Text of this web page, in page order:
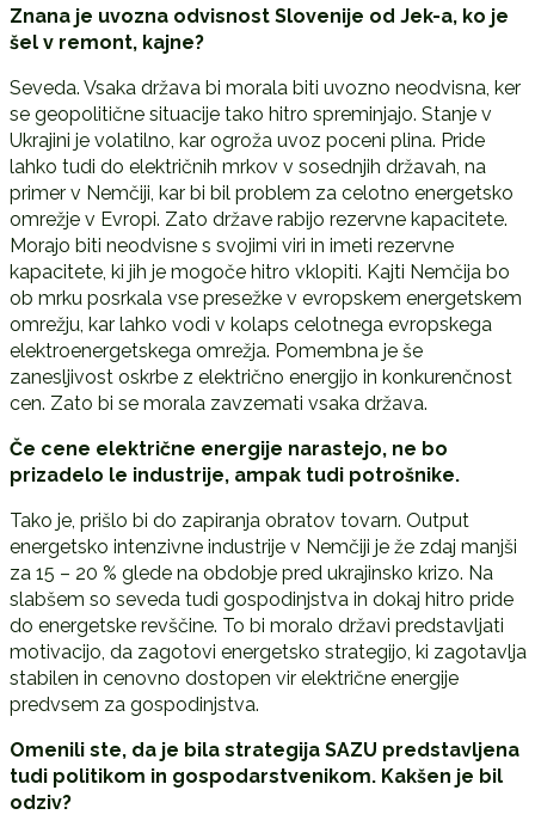
Znana je uvozna odvisnost Slovenije od Jek-a, ko je
šel v remont, kajne?
Seveda. Vsaka država bi morala biti uvozno neodvisna, ker
se geopolitične situacije tako hitro spreminjajo. Stanje v
Ukrajini je volatilno, kar ogroža uvoz poceni plina. Pride
lahko tudi do električnih mrkov v sosednjih državah, na
primer v Nemčiji, kar bi bil problem za celotno energetsko
omrežje v Evropi. Zato države rabijo rezervne kapacitete.
Morajo biti neodvisne s svojimi viri in imeti rezervne
kapacitete, ki jih je mogoče hitro vklopiti. Kajti Nemčija bo
ob mrku posrkala vse presežke v evropskem energetskem
omrežju, kar lahko vodi v kolaps celotnega evropskega
elektroenergetskega omrežja. Pomembna je še
zanesljivost oskrbe z električno energijo in konkurenčnost
cen. Zato bi se morala zavzemati vsaka država.
Če cene električne energije narastejo, ne bo
prizadelo le industrije, ampak tudi potrošnike.
Tako je, prišlo bi do zapiranja obratov tovarn. Output
energetsko intenzivne industrije v Nemčiji je že zdaj manjši
za 15 – 20 % glede na obdobje pred ukrajinsko krizo. Na
slabšem so seveda tudi gospodinjstva in dokaj hitro pride
do energetske revščine. To bi moralo državi predstavljati
motivacijo, da zagotovi energetsko strategijo, ki zagotavlja
stabilen in cenovno dostopen vir električne energije
predvsem za gospodinjstva.
Omenili ste, da je bila strategija SAZU predstavljena
tudi politikom in gospodarstvenikom. Kakšen je bil
odziv?